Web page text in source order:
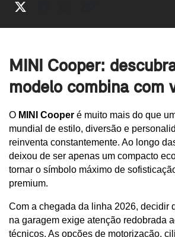
MINI Cooper:
modelo combina com
O MINI Cooper é muito mais do que
mundial de estilo, diversão e
reinventa constantemente. Ao longo
deixou de ser apenas um compacto
tornar o símbolo máximo de
premium.
Com a chegada da linha 2026, decidir
na garagem exige atenção redobrada
técnicos. As opções de motorização,